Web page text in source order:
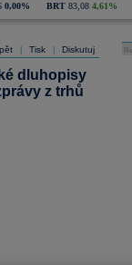
0,00% BRT 83,08 4,61%
Tisk Diskutuj
dluhopisy
z trhů